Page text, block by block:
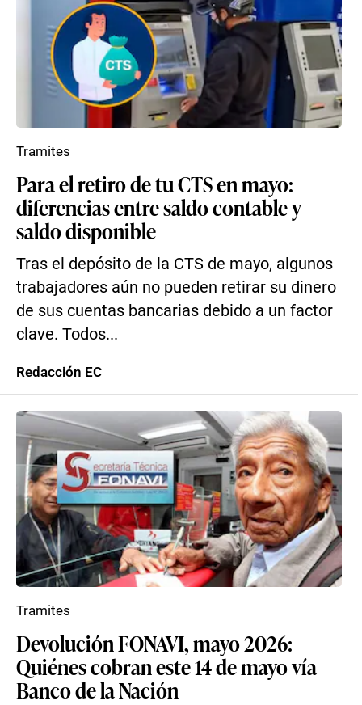
Para el retiro de tu CTS en mayo:
diferencias entre saldo contable y
saldo disponible
Tras el depósito de la CTS de mayo, algunos
trabajadores aún no pueden retirar su dinero
de sus cuentas bancarias debido a un factor
clave. Todos...
Tramites
Redacción EC
Devolución FONAVI, mayo 2026:
Quiénes cobran este 14 de mayo vía
Banco de la Nación
Tramites